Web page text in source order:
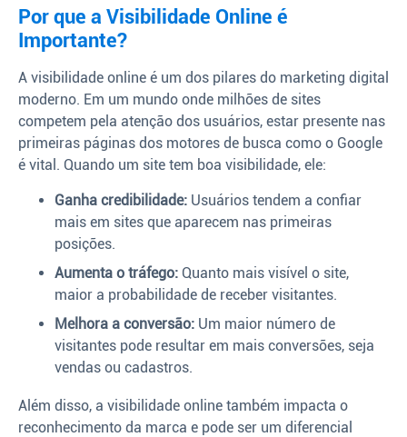
Por que a Visibilidade Online é
Importante?
A visibilidade online é um dos pilares do marketing digital
moderno. Em um mundo onde milhões de sites
competem pela atenção dos usuários, estar presente nas
primeiras páginas dos motores de busca como o Google
é vital. Quando um site tem boa visibilidade, ele:
Ganha credibilidade: Usuários tendem a confiar
mais em sites que aparecem nas primeiras
posições.
Aumenta o tráfego: Quanto mais visível o site,
maior a probabilidade de receber visitantes.
Melhora a conversão: Um maior número de
visitantes pode resultar em mais conversões, seja
vendas ou cadastros.
Além disso, a visibilidade online também impacta o
reconhecimento da marca e pode ser um diferencial